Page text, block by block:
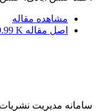
مشاهده مقاله
اصل مقاله K
سامانه مدیریت